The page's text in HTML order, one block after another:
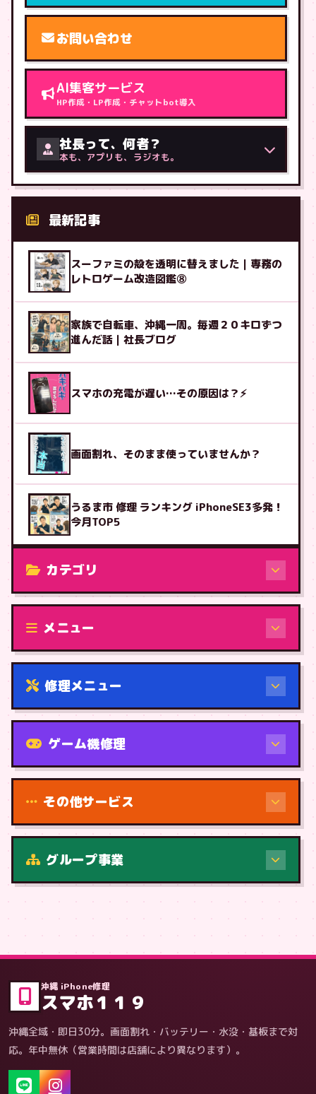
お問い合わせ
AI集客サービス
HP作成・LP作成・チャットbot導入
社長って、何者？
本も、アプリも、ラジオも。
最新記事
スーファミの殻を透明に替えました｜専務の
レトロゲーム改造図鑑⑧
家族で自転車、沖縄一周。毎週２０キロずつ
進んだ話｜社長ブログ
スマホの充電が遅い…その原因は？⚡
画面割れ、そのまま使っていませんか？
うるま市 修理 ランキング iPhoneSE3多発！
今月TOP5
カテゴリ
修理（機種から）
メニュー
修理メニュー
機種から
症状・内容から
ゲーム機修理
その他サービス
グループ事業
沖縄 iPhone修理
スマホ１１９
沖縄全域・即日30分。画面割れ・バッテリー・水没・基板まで対
応。年中無休（営業時間は店舗により異なります）。